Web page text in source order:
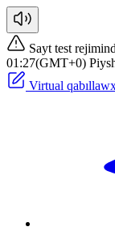
Sayt test
01:27(GMT+0)
Virtual